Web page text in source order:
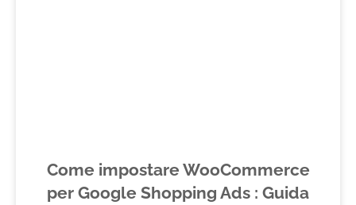
Come impostare WooCommerce
per Google Shopping Ads : Guida